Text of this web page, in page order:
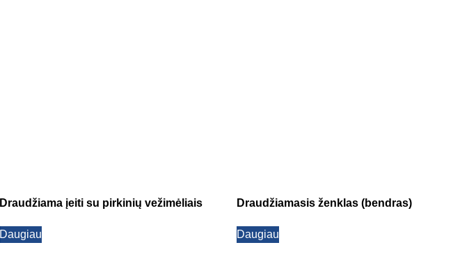
Draudžiama įeiti su pirkinių vežimėliais
Daugiau
Draudžiamasis ženklas (bendras)
Daugiau